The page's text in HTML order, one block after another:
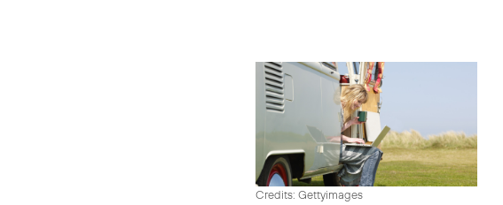
Credits: Gettyimages